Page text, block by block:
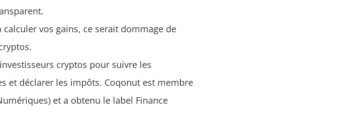
vos gains, ce serait dommage de
cryptos pour suivre les
et déclarer les impôts. Coqonut est membre
et a obtenu le label Finance